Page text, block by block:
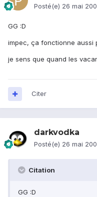
Posté(e) 26 mai
GG :D
impec, ça fonctionne aussi
je sens que quand les
Citer
darkvodka
Posté(e) 26 mai
Citation
GG :D